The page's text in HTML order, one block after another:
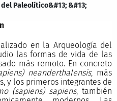
Paleolítico&#13; &#13;
en la Arqueología del
las formas de vida de las
más remoto. En concreto
neanderthalensis, más
y los primeros integrantes de
(sapiens) sapiens, también